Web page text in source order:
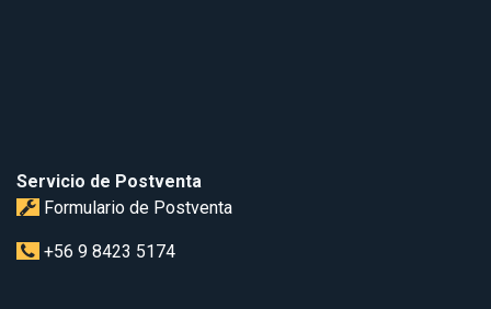
Servicio de Postventa
Formulario de Postventa
+56 9 8423 5174